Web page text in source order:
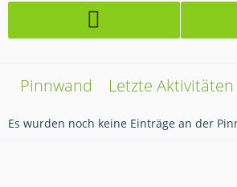
Pinnwand Letzte Aktivitäten
Es wurden noch keine Einträge an der